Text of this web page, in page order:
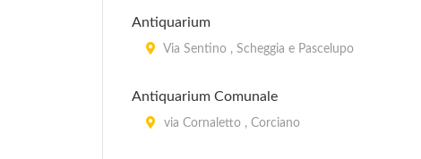
Antiquarium
Via Sentino , Scheggia e Pascelupo
Antiquarium Comunale
via Cornaletto , Corciano